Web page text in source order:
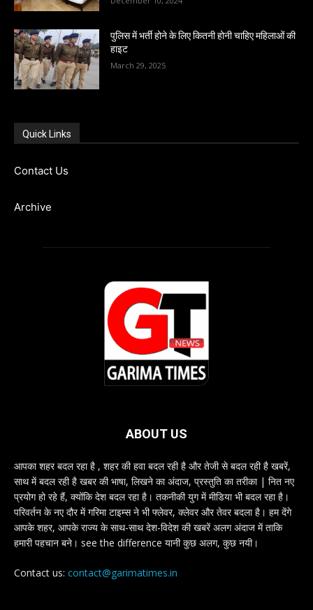
पुलिस में भर्ती होने के लिए कितनी होनी चाहिए महिलाओं की
हाइट
March 29, 2025
Quick Links
Contact Us
Archive
ABOUT US
आपका शहर बदल रहा है , शहर की हवा बदल रही है और तेजी से बदल रही है खबरें,
साथ में बदल रही है खबर की भाषा, लिखने का अंदाज, प्रस्तुति का तरीका | नित नए
प्रयोग हो रहे हैं, क्योंकि देश बदल रहा है। तकनीकी युग में मीडिया भी बदल रहा है।
परिवर्तन के नए दौर में गरिमा टाइम्स ने भी फ्लेवर, क्लेवर और तेवर बदला है। हम देंगे
आपके शहर, आपके राज्य के साथ-साथ देश-विदेश की खबरें अलग अंदाज में ताकि
हमारी पहचान बने। see the difference यानी कुछ अलग, कुछ नयी।
Contact us: contact@garimatimes.in